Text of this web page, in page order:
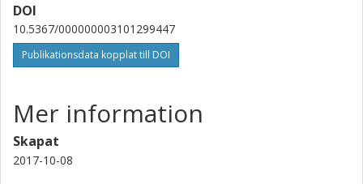
DOI
10.5367/000000003101299447
Publikationsdata kopplat till DOI
Mer information
Skapat
2017-10-08